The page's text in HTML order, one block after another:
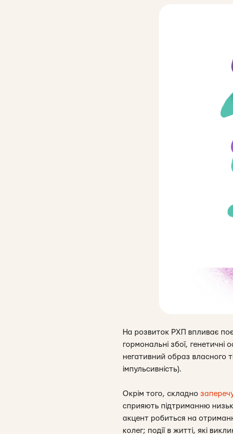
На розвиток РХП впливає
гормональні збої, генетичні
негативний образ власного
імпульсивність).
Окрім того, складно
сприяють підтриманню
акцент робиться на
колег; події в житті, які